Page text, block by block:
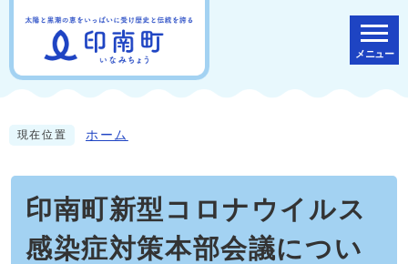
メニュー
現在位置 ホーム
印南町新型コロナウイルス
感染症対策本部会議につい